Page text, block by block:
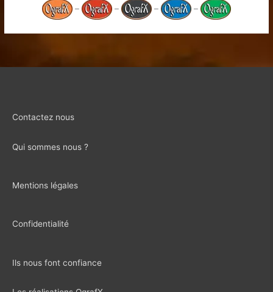
– – – –
Contactez nous
Qui sommes nous ?
Mentions légales
Confidentialité
Ils nous font confiance